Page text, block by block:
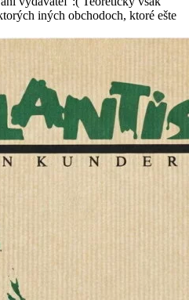
iných obchodoch, ktoré ešte